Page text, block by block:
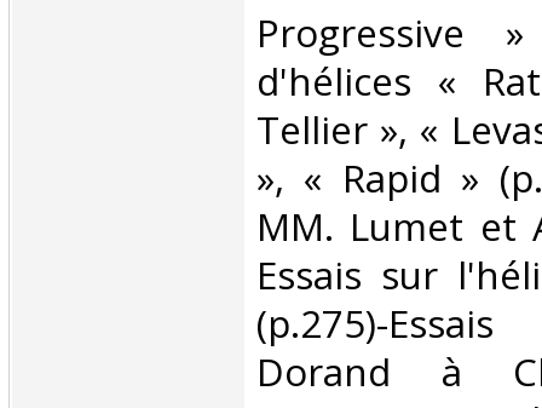
Progressive »
d'hélices «
Tellier », «
», « Rapid »
MM. Lumet et
Essais sur
(p.275)-
Dorand à